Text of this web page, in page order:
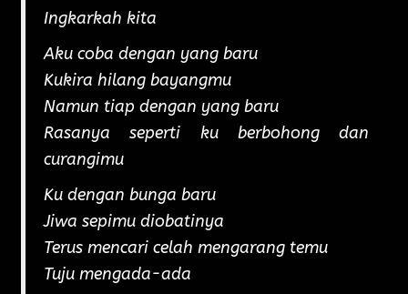
Ingkarkah kita
Aku coba dengan yang baru
Kukira hilang bayangmu
Namun tiap dengan yang baru
Rasanya seperti ku berbohong dan
curangimu
Ku dengan bunga baru
Jiwa sepimu diobatinya
Terus mencari celah mengarang temu
Tuju mengada-ada